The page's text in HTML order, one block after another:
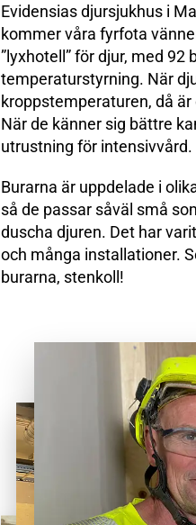
Evidensias djursjukhus i
kommer våra fyrfota
”lyxhotell” för djur, med
temperaturstyrning. När
kroppstemperaturen, då
När de känner sig bättre
utrustning för intensivvård.
Burarna är uppdelade i
så de passar såväl små
duscha djuren. Det har
och många installationer.
burarna, stenkoll!